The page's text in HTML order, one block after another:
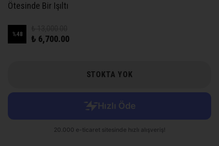
Ötesinde Bir Işıltı
%48 ₺ 6,700.00
STOKTA YOK